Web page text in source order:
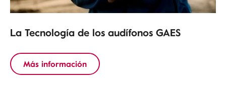
La Tecnología de los audífonos GAES
Más información